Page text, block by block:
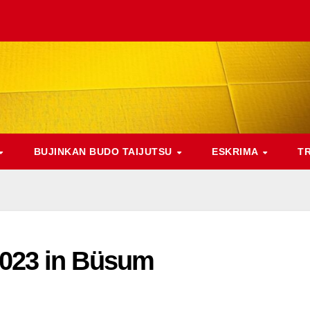
BUJINKAN BUDO TAIJUTSU ESKRIMA
in Büsum